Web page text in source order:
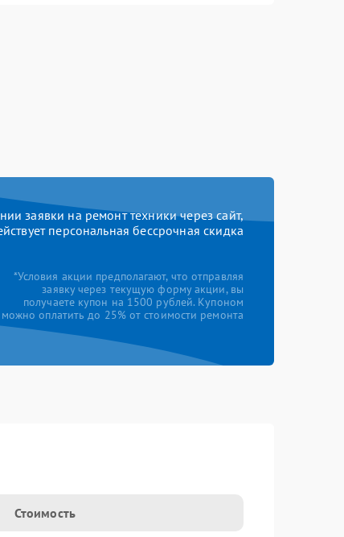
заявки на ремонт техники через сайт,
персональная бессрочная скидка
*Условия акции предполагают, что отправляя
заявку через текущую форму акции, вы
получаете купон на 1500 рублей. Купоном
можно оплатить до 25% от стоимости ремонта
Стоимость